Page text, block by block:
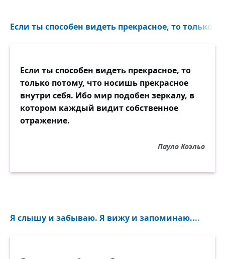
Если ты способен видеть прекрасное, то только
Если ты способен видеть прекрасное, то
только потому, что носишь прекрасное
внутри себя. Ибо мир подобен зеркалу, в
котором каждый видит собственное
отражение.
Пауло Коэльо
Я слышу и забываю. Я вижу и запоминаю....